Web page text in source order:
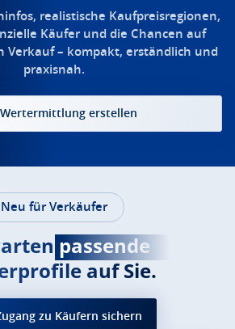
realistische Kaufpreisregionen,
Käufer und die Chancen auf
Verkauf – kompakt, erständlich und
praxisnah.
erstellen
Neu für Verkäufer
passende
auf Sie.
zu Käufern sichern